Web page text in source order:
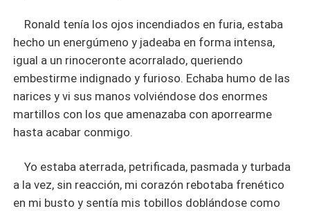
con el que tanto había soñado y anhelado. Conocerá
deportistas, actores consagrados, políticos, empresarios
ruines y despiadados, mafiosos, reyes y por supuesto
malandrines queriendo aprovecharse de ella. Como
casándose tantas veces, sino encontrar la felicidad en
brazos de un hombre que la ame de verdad. ¿Lo
encontrará?
Ronald tenía los ojos incendiados en furia, estaba
hecho un energúmeno y jadeaba en forma intensa,
igual a un rinoceronte acorralado, queriendo
embestirme indignado y furioso. Echaba humo de las
narices y vi sus manos volviéndose dos enormes
martillos con los que amenazaba con aporrearme
hasta acabar conmigo.
Yo estaba aterrada, petrificada, pasmada y turbada
a la vez, sin reacción, mi corazón rebotaba frenético
en mi busto y sentía mis tobillos doblándose como